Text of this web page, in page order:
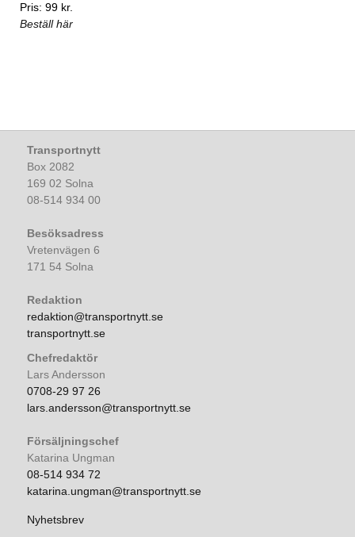
Pris: 99 kr.
Beställ här
Transportnytt
Box 2082
169 02 Solna
08-514 934 00
Besöksadress
Vretenvägen 6
171 54 Solna
Redaktion
redaktion@transportnytt.se
transportnytt.se
Chefredaktör
Lars Andersson
0708-29 97 26
lars.andersson@transportnytt.se
Försäljningschef
Katarina Ungman
08-514 934 72
katarina.ungman@transportnytt.se
Nyhetsbrev